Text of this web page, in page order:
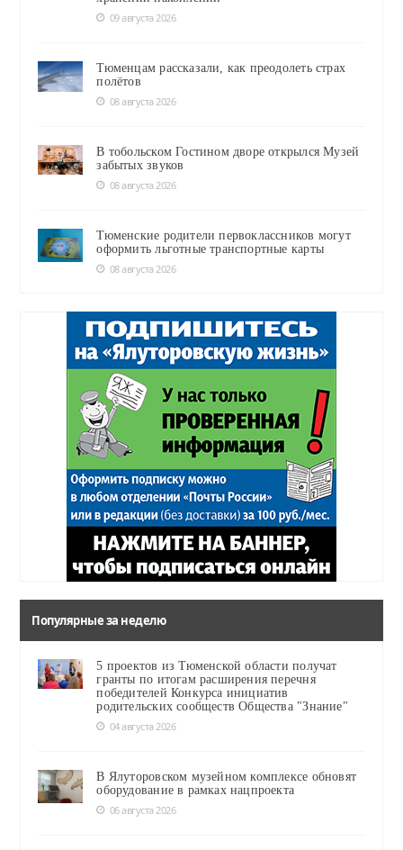
09 августа 2026
Тюменцам рассказали, как преодолеть страх
полётов
08 августа 2026
В тобольском Гостином дворе открылся Музей
забытых звуков
08 августа 2026
Тюменские родители первоклассников могут
оформить льготные транспортные карты
08 августа 2026
Популярные за неделю
5 проектов из Тюменской области получат
гранты по итогам расширения перечня
победителей Конкурса инициатив
родительских сообществ Общества "Знание"
04 августа 2026
В Ялуторовском музейном комплексе обновят
оборудование в рамках нацпроекта
06 августа 2026